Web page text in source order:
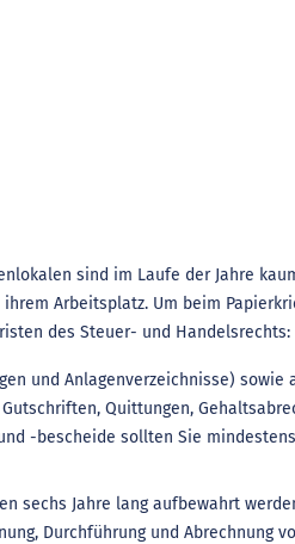
sind im Laufe der Jahre
Arbeitsplatz. Um beim
des Steuer- und Handelsrechts:
und Anlagenverzeichnisse) sowie
Quittungen,
-bescheide sollten Sie
sechs Jahre lang aufbewahrt
Durchführung und Abrechnung